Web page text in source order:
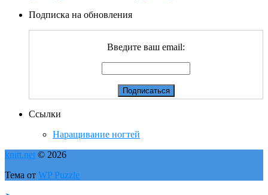
Подписка на обновления
Введите ваш email:
Ссылки
Наращивание ногтей
knitt.net © 2026
Тема от WP Puzzle